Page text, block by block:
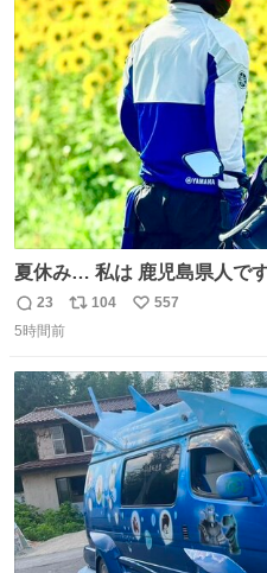
ト
数
数
夏休み… 私は 鹿児島県人ですが 幼い頃は 夏休みになると
母の郷… 山梨へ遊びに行くのが楽し
ヶ月近く泊まって … … 今の私は 医療従事者 お盆休み？ﾅﾆ
景 淡い記憶 そんな
返
信
23
リ
ト
数
104
い
数
557
5時間前